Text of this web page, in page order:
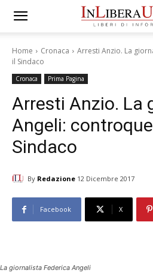
Home Cronaca
Arresti Anzio. La
il Sindaco
Cronaca Prima Pagina
Arresti Anzio. La
Angeli:
Sindaco
By Redazione 12 Dicembre 2017
Facebook X
La giornalista Federica Angeli